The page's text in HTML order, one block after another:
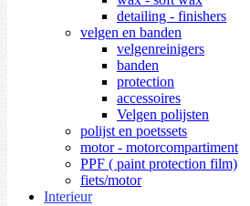
detailing - finishers
velgen en banden
velgenreinigers
banden
protection
accessoires
Velgen polijsten
polijst en poetssets
motor - motorcompartiment
PPF ( paint protection film)
fiets/motor
Interieur